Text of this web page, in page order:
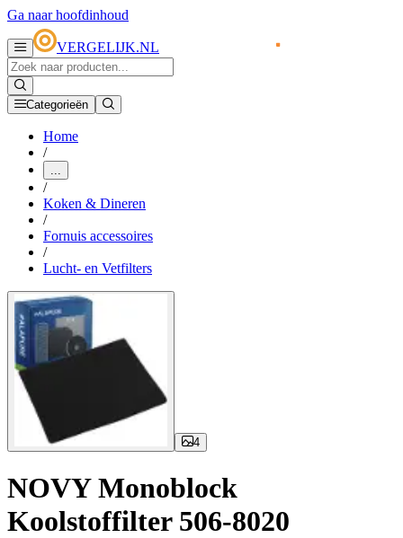
Ga naar hoofdinhoud
VERGELIJK.NL
Categorieën
Home
/
...
/
Koken & Dineren
/
Fornuis accessoires
/
Lucht- en Vetfilters
4
NOVY Monoblock
Koolstoffilter 506-8020